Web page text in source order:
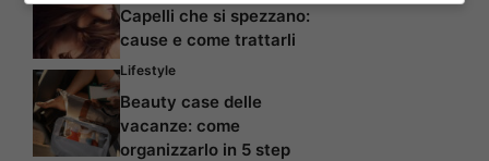
Capelli che si spezzano:
cause e come trattarli
Lifestyle
Beauty case delle
vacanze: come
organizzarlo in 5 step